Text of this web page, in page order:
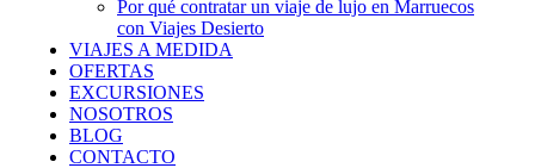
Por qué contratar un viaje de lujo en Marruecos
con Viajes Desierto
VIAJES A MEDIDA
OFERTAS
EXCURSIONES
NOSOTROS
BLOG
CONTACTO